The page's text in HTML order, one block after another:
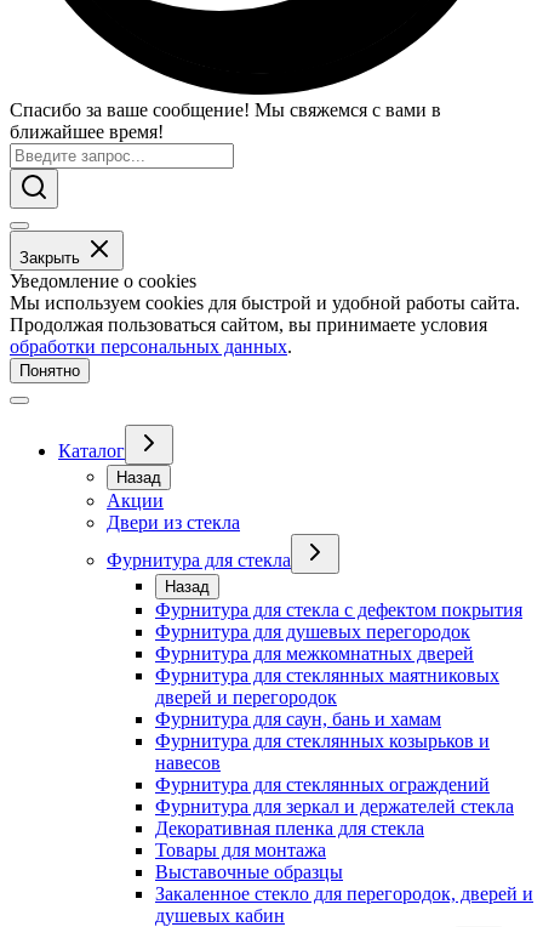
Спасибо за ваше сообщение! Мы свяжемся с вами в
ближайшее время!
Закрыть
Уведомление о cookies
Мы используем cookies для быстрой и удобной работы сайта.
Продолжая пользоваться сайтом, вы принимаете условия
обработки персональных данных.
Понятно
Каталог
Назад
Акции
Двери из стекла
Фурнитура для стекла
Назад
Фурнитура для стекла с дефектом покрытия
Фурнитура для душевых перегородок
Фурнитура для межкомнатных дверей
Фурнитура для стеклянных маятниковых
дверей и перегородок
Фурнитура для саун, бань и хамам
Фурнитура для стеклянных козырьков и
навесов
Фурнитура для стеклянных ограждений
Фурнитура для зеркал и держателей стекла
Декоративная пленка для стекла
Товары для монтажа
Выставочные образцы
Закаленное стекло для перегородок, дверей и
душевых кабин